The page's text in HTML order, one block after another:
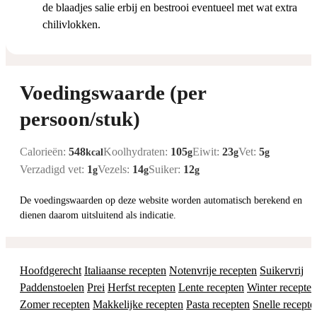
de blaadjes salie erbij en bestrooi eventueel met wat extra
chilivlokken.
Voedingswaarde (per
persoon/stuk)
Calorieën: 548kcal Koolhydraten: 105gEiwit: 23gVet: 5g
Verzadigd vet: 1gVezels: 14gSuiker: 12g
De voedingswaarden op deze website worden automatisch berekend en
dienen daarom uitsluitend als indicatie.
Hoofdgerecht Italiaanse recepten Notenvrije recepten Suikervrij
Paddenstoelen Prei Herfst recepten Lente recepten Winter recepten
Zomer recepten Makkelijke recepten Pasta recepten Snelle